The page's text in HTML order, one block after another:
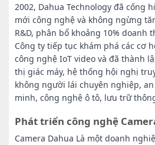
2002, Dahua Technology đã cống
mới công nghệ và không ngừng
R&D, phân bổ khoảng 10% doanh
Công ty tiếp tục khám phá các cơ
công nghệ IoT video và đã thành
thị giác máy, hệ thống hội nghị
không người lái chuyên nghiệp,
minh, công nghệ ô tô, lưu trữ
Phát triển công nghệ
Camera Dahua Là một doanh